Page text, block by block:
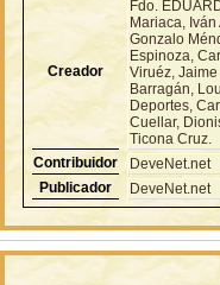
Creador
Fdo.
Mariaca,
Gonzalo
Espinoza,
Viruéz,
Barragán,
Deportes,
Cuellar,
Ticona Cruz.
Contribuidor
DeveNet.net
Publicador
DeveNet.net